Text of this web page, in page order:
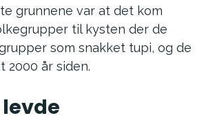
grunnene var at det kom
til kysten der de
som snakket tupi, og de
2000 år siden.